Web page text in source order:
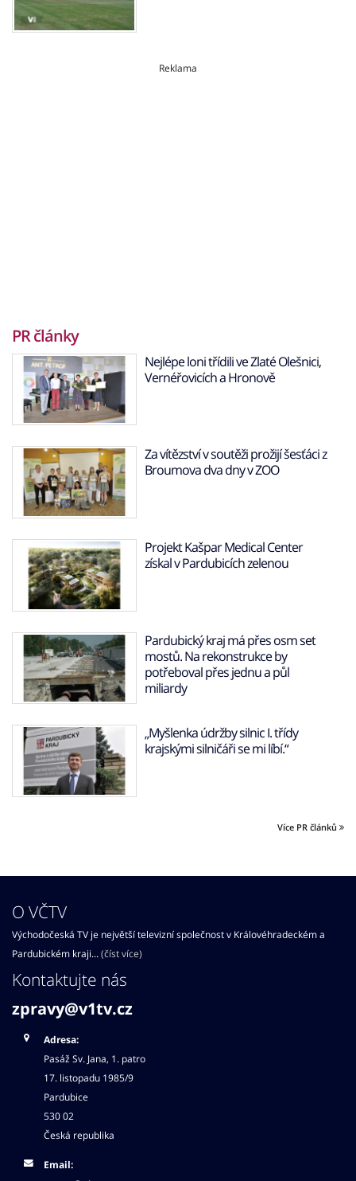
Reklama
PR články
Nejlépe loni třídili ve Zlaté Olešnici,
Vernéřovicích a Hronově
Za vítězství v soutěži prožijí šesťáci z
Broumova dva dny v ZOO
Projekt Kašpar Medical Center
získal v Pardubicích zelenou
Pardubický kraj má přes osm set
mostů. Na rekonstrukce by
potřeboval přes jednu a půl
miliardy
„Myšlenka údržby silnic I. třídy
krajskými silničáři se mi líbí.“
Více PR článků
O VČTV
Východočeská TV je největší televizní společnost v Královéhradeckém a
Pardubickém kraji... (číst více)
Kontaktujte nás
zpravy@v1tv.cz
Adresa:
Pasáž Sv. Jana, 1. patro
17. listopadu 1985/9
Pardubice
530 02
Česká republika
Email: